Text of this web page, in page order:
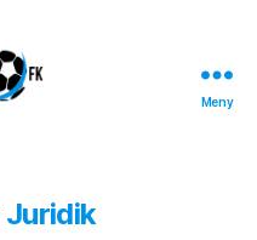
Meny
Juridik